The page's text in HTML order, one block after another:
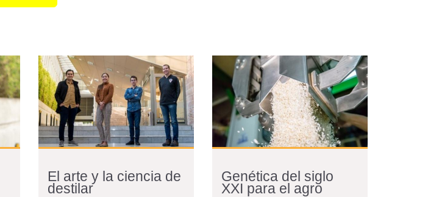
El arte y la ciencia de
destilar
Genética del siglo
XXI para el agro